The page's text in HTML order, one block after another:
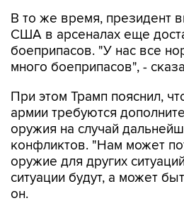
В то же время, президент
США в арсеналах еще
боеприпасов. "У нас все
много боеприпасов", -
При этом Трамп пояснил,
армии требуются
оружия на случай
конфликтов. "Нам может
оружие для других
ситуации будут, а может
он.